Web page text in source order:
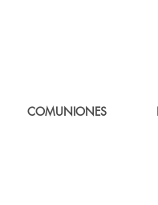
COMUNIONES